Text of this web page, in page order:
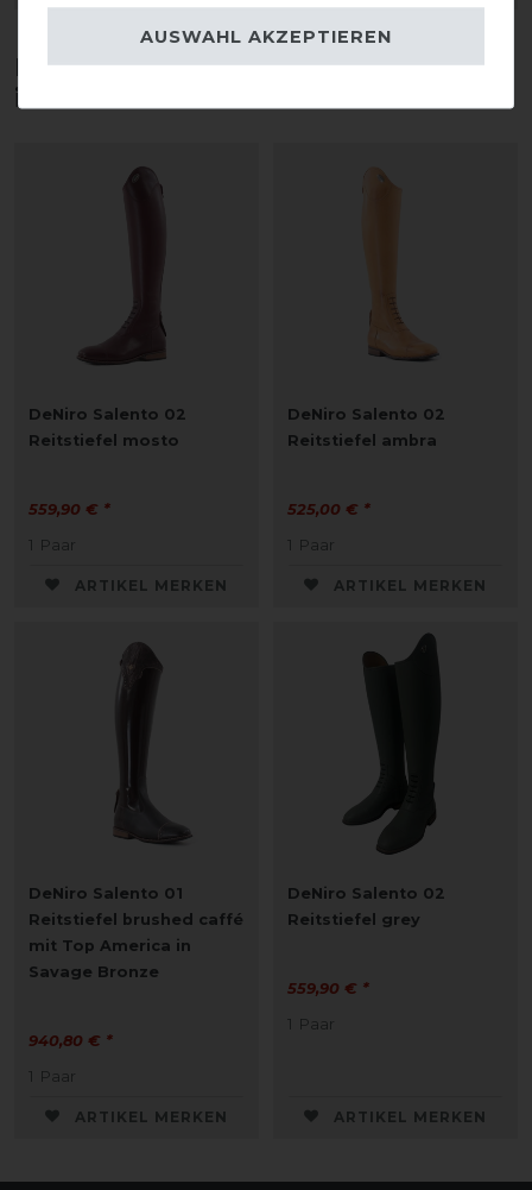
Diese Produkte könnten dich auch
interessieren
DeNiro Salento 02
Reitstiefel mosto
559,90 € *
1 Paar
ARTIKEL MERKEN
DeNiro Salento 02
Reitstiefel ambra
525,00 € *
1 Paar
ARTIKEL MERKEN
DeNiro Salento 01
Reitstiefel brushed caffé
mit Top America in
Savage Bronze
940,80 € *
1 Paar
ARTIKEL MERKEN
DeNiro Salento 02
Reitstiefel grey
559,90 € *
1 Paar
ARTIKEL MERKEN
AUSWAHL AKZEPTIEREN